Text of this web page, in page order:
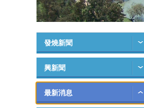
發燒新聞
興新聞
最新消息